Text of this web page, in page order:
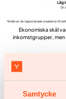
Samtycke
Ekonomiska skäl
inkomstgrupper, men